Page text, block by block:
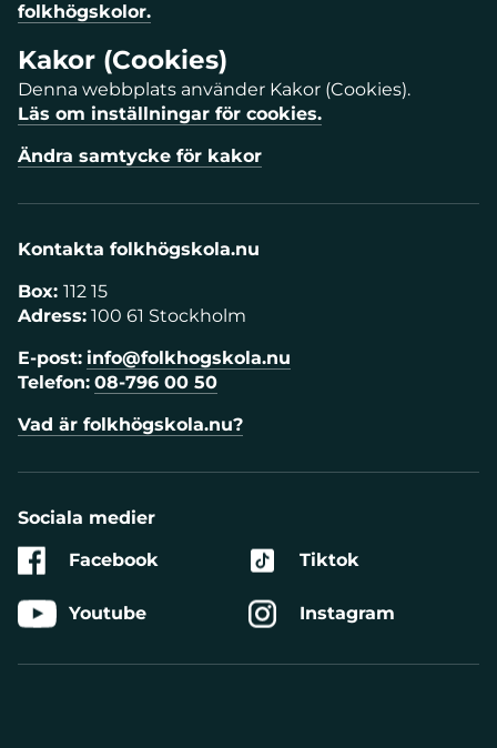
folkhögskolor.
Kakor (Cookies)
Denna webbplats använder Kakor (Cookies).
Läs om inställningar för cookies.
Ändra samtycke för kakor
Kontakta folkhögskola.nu
Box: 112 15
Adress: 100 61 Stockholm
E-post: info@folkhogskola.nu
Telefon: 08-796 00 50
Vad är folkhögskola.nu?
Sociala medier
Facebook
Youtube
Tiktok
Instagram